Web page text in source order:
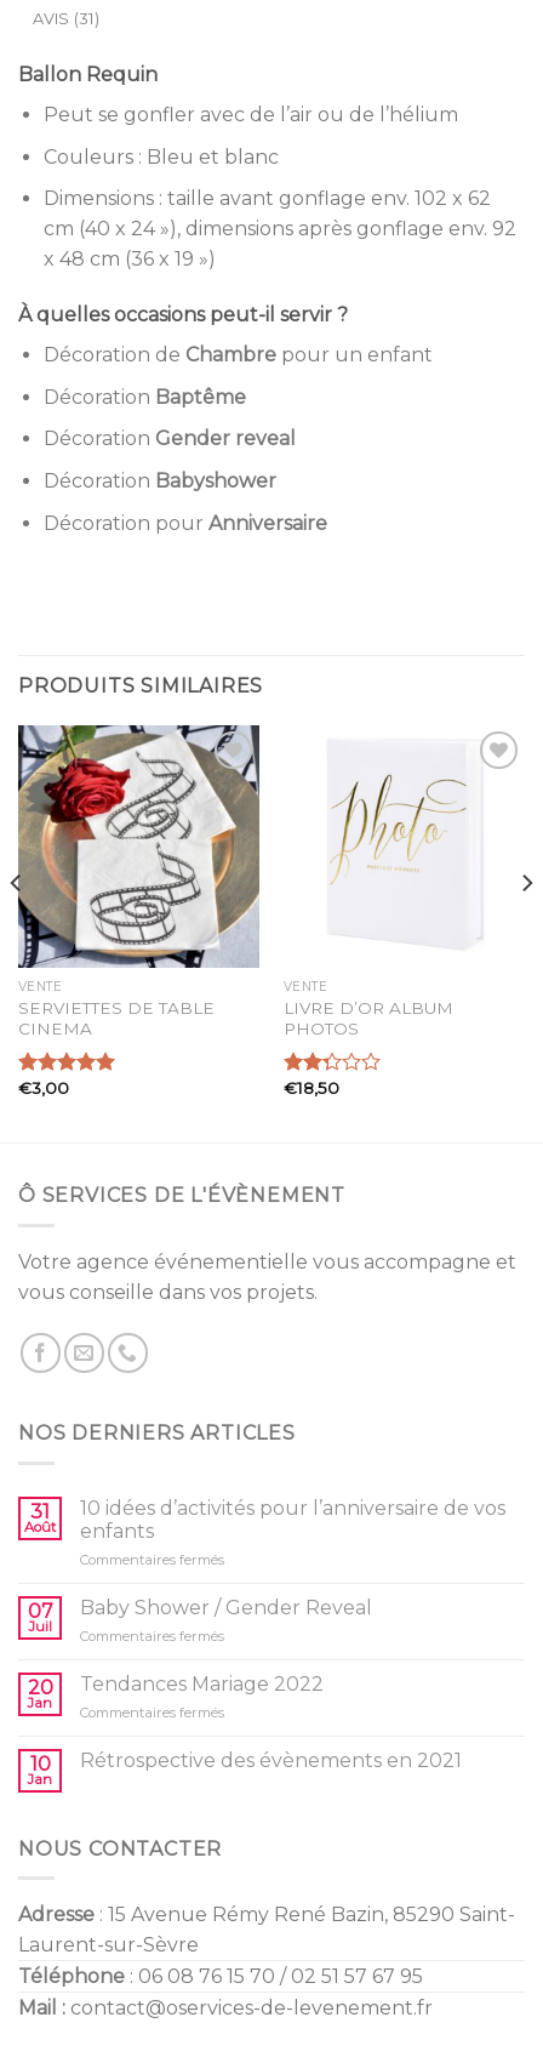
AVIS (31)
Ballon Requin
Peut se gonfler avec de l’air ou de l’hélium
Couleurs : Bleu et blanc
Dimensions : taille avant gonflage env. 102 x 62
cm (40 x 24 »), dimensions après gonflage env. 92
x 48 cm (36 x 19 »)
À quelles occasions peut-il servir ?
Décoration de Chambrepour un enfant
Décoration Baptême
Décoration Gender reveal
Décoration Babyshower
Décoration pour Anniversaire
PRODUITS SIMILAIRES
Ajouter
à la
liste
d’envies
VENTE
SERVIETTES DE TABLE
CINEMA
Note5.00
€3,00
VENTE
LIVRE D’OR ALBUM
PHOTOS
Note
€18,50
Ô SERVICES DE L'ÉVÈNEMENT
Votre agence événementielle vous accompagne et
vous conseille dans vos projets.
NOS DERNIERS ARTICLES
31
Août
10 idées d’activités pour l’anniversaire de vos
enfants
Commentaires ferméssur
idées
d’activités
pour
de
enfants
07
Juil
Baby Shower / Gender Reveal
Commentaires ferméssur
Shower
/
Gender
20
Jan
Tendances Mariage 2022
Commentaires ferméssur
Mariage
2022
10
Jan
Rétrospective des évènements en 2021
NOUS CONTACTER
Adresse : 15 Avenue Rémy René Bazin, 85290 Saint-
Laurent-sur-Sèvre
Téléphone : 06 08 76 15 70 / 02 51 57 67 95
Mail : contact@oservices-de-levenement.fr